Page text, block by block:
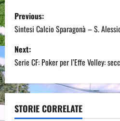
P
o
s
t
n
a
Previous:
Sintesi Calcio Sparagonà – S.
Next:
Serie CF: Poker per l’Effe Volley:
STORIE CORRELATE